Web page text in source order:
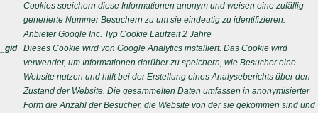
Cookies speichern diese Informationen anonym und weisen eine zufällig
generierte Nummer Besuchern zu um sie eindeutig zu identifizieren.
Anbieter Google Inc. Typ Cookie Laufzeit 2 Jahre
_gid
Dieses Cookie wird von Google Analytics installiert. Das Cookie wird
verwendet, um Informationen darüber zu speichern, wie Besucher eine
Website nutzen und hilft bei der Erstellung eines Analyseberichts über den
Zustand der Website. Die gesammelten Daten umfassen in anonymisierter
Form die Anzahl der Besucher, die Website von der sie gekommen sind und